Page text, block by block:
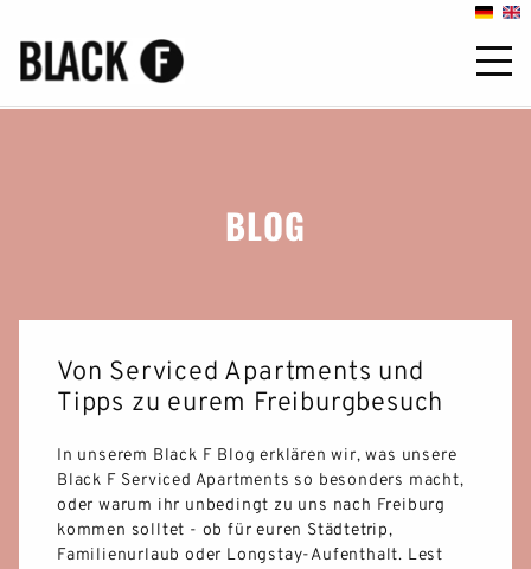
BLOG
Von Serviced Apartments und
Tipps zu eurem Freiburgbesuch
In unserem Black F Blog erklären wir, was unsere
Black F Serviced Apartments so besonders macht,
oder warum ihr unbedingt zu uns nach Freiburg
kommen solltet - ob für euren Städtetrip,
Familienurlaub oder Longstay-Aufenthalt. Lest